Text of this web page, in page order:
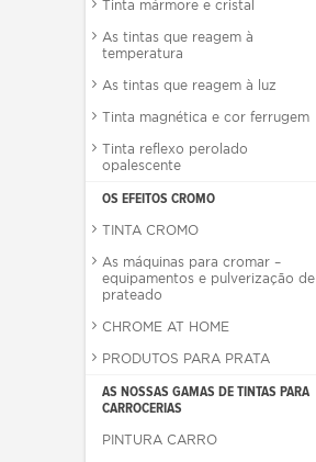
Tinta mármore e cristal
As tintas que reagem à
temperatura
As tintas que reagem à luz
Tinta magnética e cor ferrugem
Tinta reflexo perolado
opalescente
OS EFEITOS CROMO
TINTA CROMO
As máquinas para cromar –
equipamentos e pulverização de
prateado
CHROME AT HOME
PRODUTOS PARA PRATA
AS NOSSAS GAMAS DE TINTAS PARA
CARROCERIAS
PINTURA CARRO